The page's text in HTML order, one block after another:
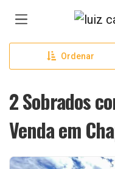
Página
Ordenar
2 Sobrados
Venda em